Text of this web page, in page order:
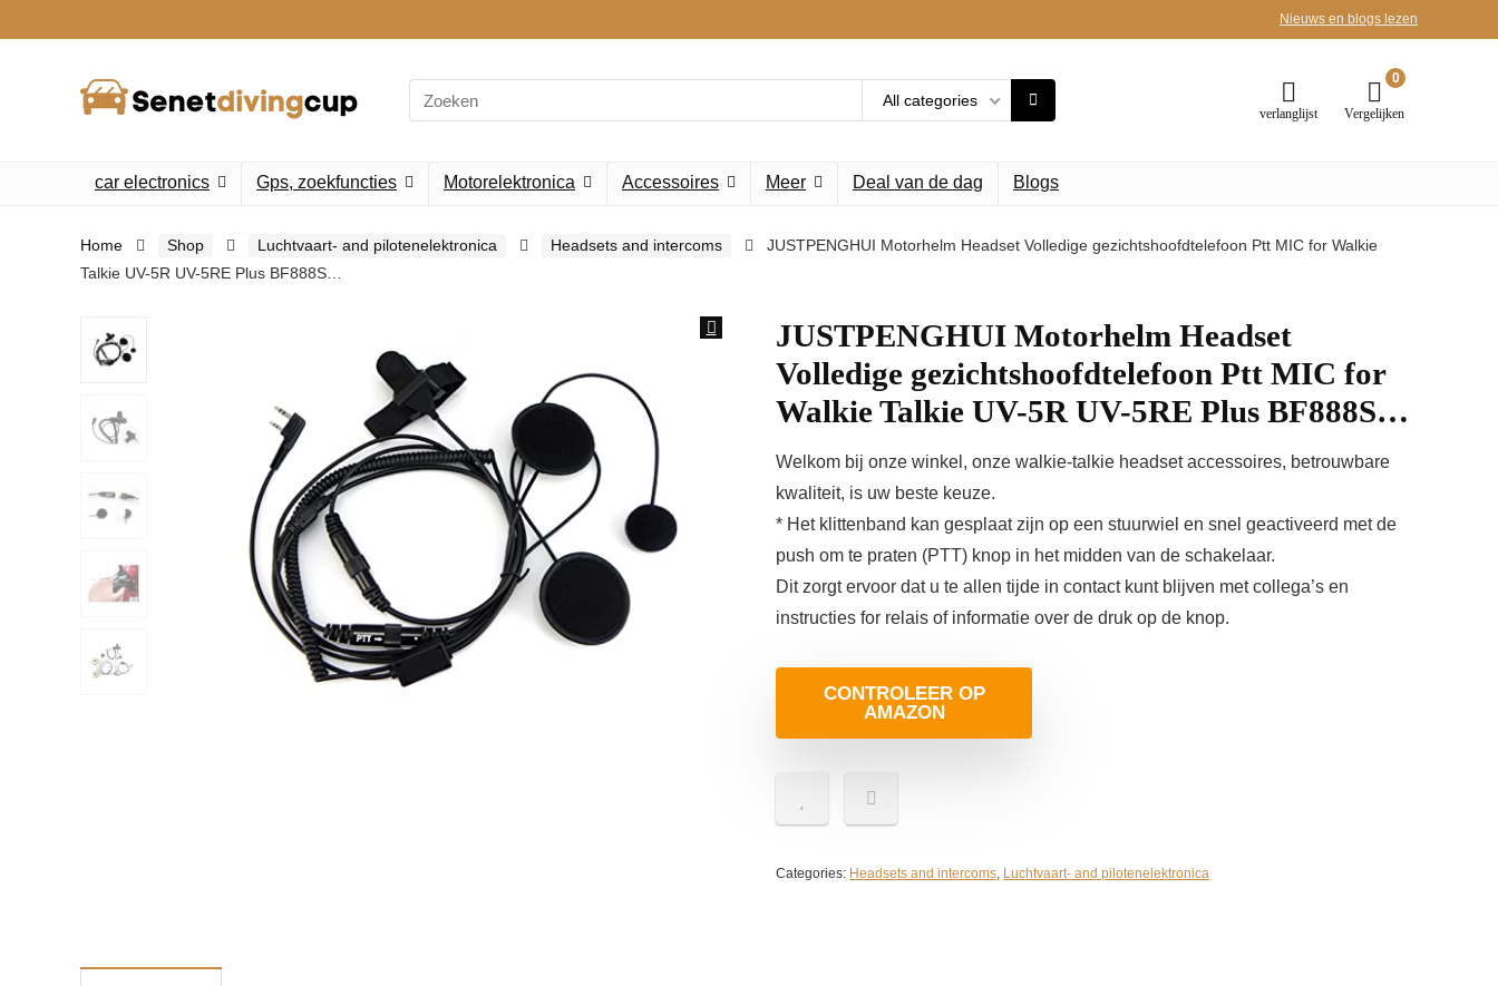
Nieuws en blogs lezen
Search
for:
All categories
verlanglijst
0
Vergelijken
car electronics Gps, zoekfuncties Motorelektronica Accessoires Meer Deal van de dag Blogs
Home Shop Luchtvaart- and pilotenelektronica Headsets and intercoms
JUSTPENGHUI Motorhelm Headset Volledige gezichtshoofdtelefoon Ptt MIC for Walkie
Talkie UV-5R UV-5RE Plus BF888S…
JUSTPENGHUI Motorhelm Headset
Volledige gezichtshoofdtelefoon Ptt MIC for
Walkie Talkie UV-5R UV-5RE Plus BF888S…
Welkom bij onze winkel, onze walkie-talkie headset accessoires, betrouwbare
kwaliteit, is uw beste keuze.
* Het klittenband kan gesplaat zijn op een stuurwiel en snel geactiveerd met de
push om te praten (PTT) knop in het midden van de schakelaar.
Dit zorgt ervoor dat u te allen tijde in contact kunt blijven met collega’s en
instructies for relais of informatie over de druk op de knop.
CONTROLEER OP
AMAZON
Categories: Headsets and intercoms, Luchtvaart- and pilotenelektronica